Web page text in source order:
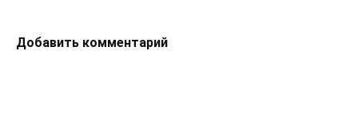
Добавить комментарий